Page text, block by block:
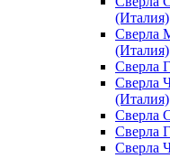
(Италия)
Сверла
(Италия)
Сверла
Сверла
(Италия)
Сверла
Сверла
Сверла